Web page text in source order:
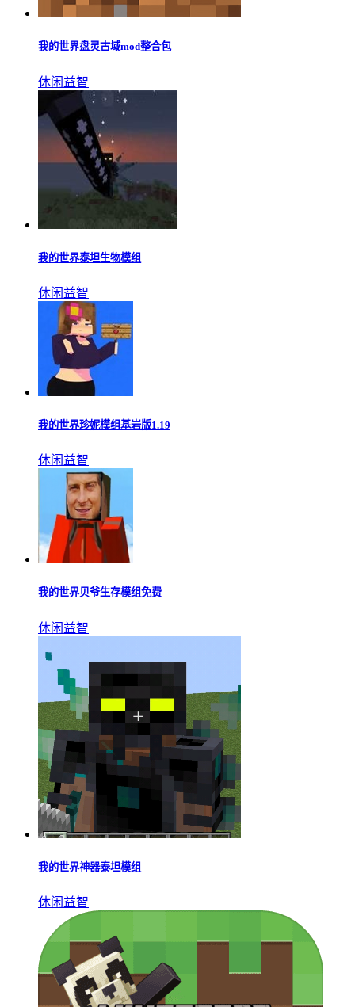
我的世界盘灵古域mod整合包
休闲益智
我的世界泰坦生物模组
休闲益智
我的世界珍妮模组基岩版1.19
休闲益智
我的世界贝爷生存模组免费
休闲益智
我的世界神器泰坦模组
休闲益智